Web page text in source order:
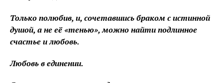
Только полюбив, и, сочетавшись браком с истинной
душой, а не её «тенью», можно найти подлинное
счастье и любовь.
Любовь в единении.